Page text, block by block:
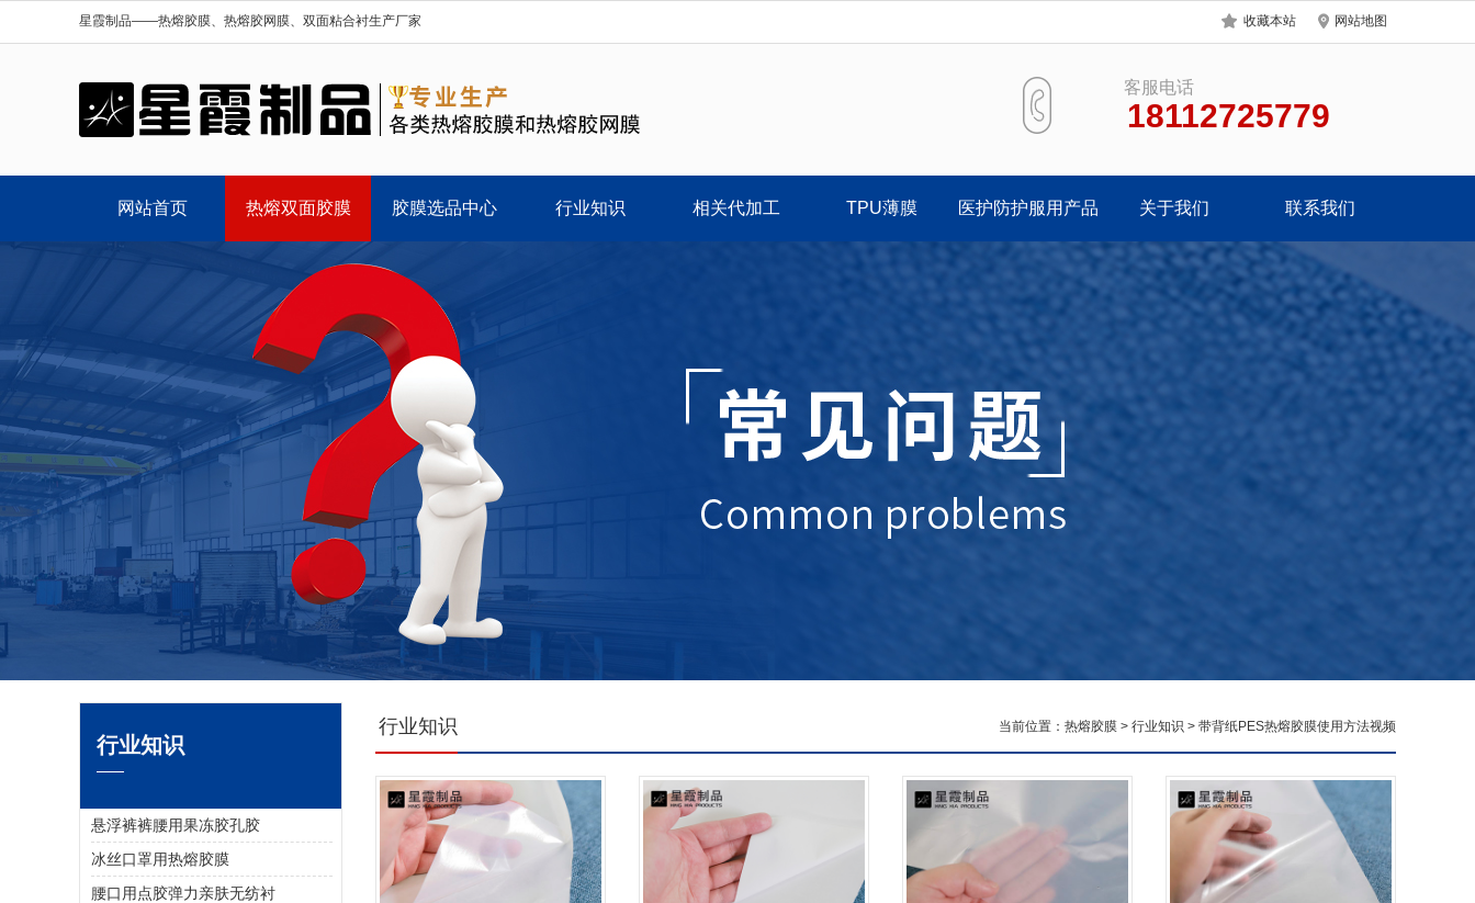
星霞制品——热熔胶膜、热熔胶网膜、双面粘合衬生产厂家 收藏本站 网站地图
客服电话
18112725779
网站首页 热熔双面胶膜 胶膜选品中心 行业知识 相关代加工 TPU薄膜 医护防护服用产品 关于我们 联系我们
行业知识
悬浮裤裤腰用果冻胶孔胶
冰丝口罩用热熔胶膜
腰口用点胶弹力亲肤无纺衬
当前位置： 热熔胶膜 > 行业知识 > 带背纸PES热熔胶膜使用方法视频
行业知识